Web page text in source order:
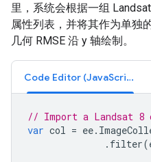
里，系统会根据一组
属性列表，并将其作为单独
几何 RMSE 沿 y 轴绘制。
Code Editor (JavaScript)
// Import a Landsat
var col = ee.
. filter(